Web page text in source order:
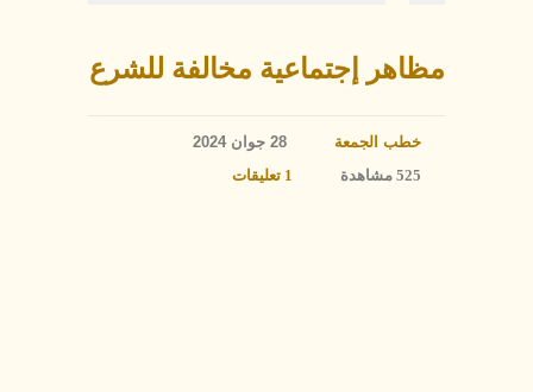
مظاهر إجتماعية مخالفة للشرع
خطب الجمعة
28 جوان 2024
525 مشاهدة
1 تعليقات